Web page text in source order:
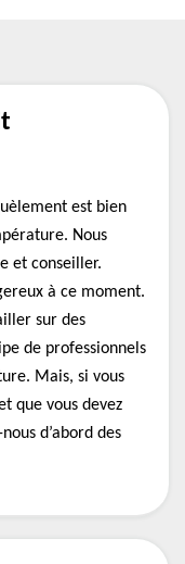
est bien
Nous
et conseiller.
à ce moment.
sur des
de professionnels
Mais, si vous
que vous devez
d’abord des